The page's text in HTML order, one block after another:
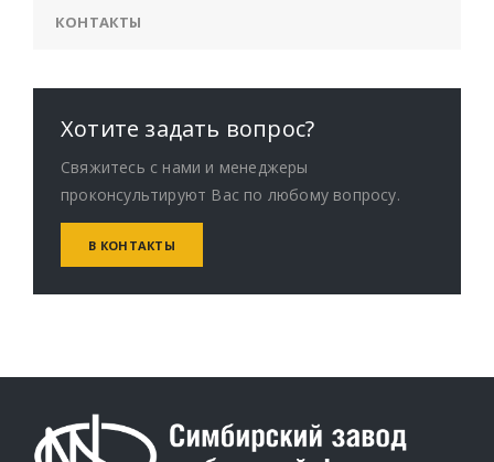
КОНТАКТЫ
Хотите задать вопрос?
Свяжитесь с нами и менеджеры
проконсультируют Вас по любому вопросу.
В КОНТАКТЫ